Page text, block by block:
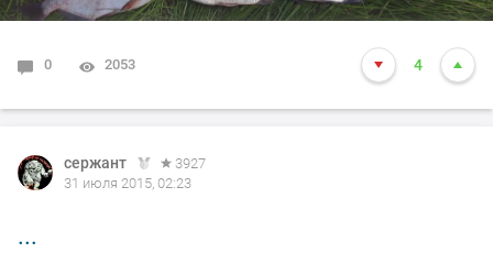
0 2053 4
сержант
3927
31 июля 2015, 02:23
...